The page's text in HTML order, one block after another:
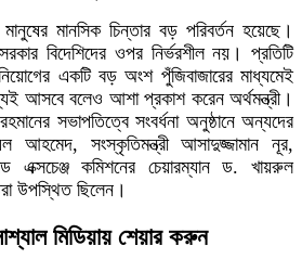
মানুষের মানসিক চিন্তার বড় পরিবর্তন হয়েছে।
বিদেশিদের ওপর নির্ভরশীল নয়। প্রতিটি
একটি বড় অংশ পুঁজিবাজারের মাধ্যমেই
আসবে বলেও আশা প্রকাশ করেন অর্থমন্ত্রী।
সভাপতিত্বে সংবর্ধনা অনুষ্ঠানে অন্যদের
আহমেদ, সংস্কৃতিমন্ত্রী আসাদুজ্জামান নূর,
এক্সচেঞ্জ কমিশনের চেয়ারম্যান ড. খায়রুল
উপস্থিত ছিলেন।
মিডিয়ায় শেয়ার করুন